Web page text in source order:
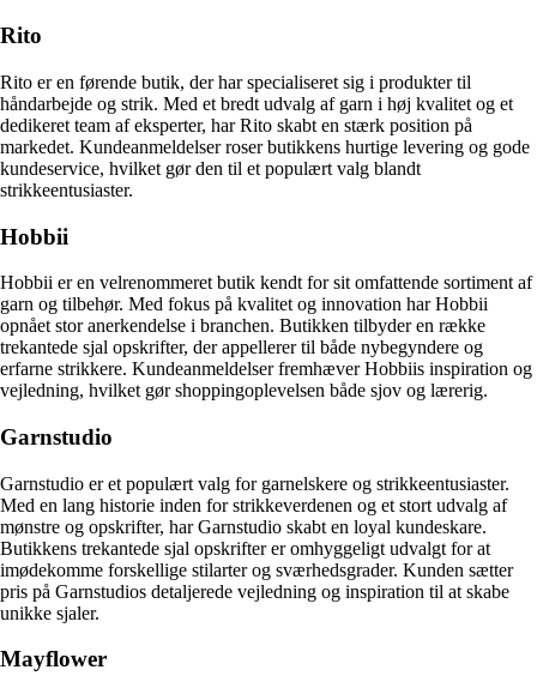
Rito
Rito er en førende butik, der har specialiseret sig i produkter til
håndarbejde og strik. Med et bredt udvalg af garn i høj kvalitet og et
dedikeret team af eksperter, har Rito skabt en stærk position på
markedet. Kundeanmeldelser roser butikkens hurtige levering og gode
kundeservice, hvilket gør den til et populært valg blandt
strikkeentusiaster.
Hobbii
Hobbii er en velrenommeret butik kendt for sit omfattende sortiment af
garn og tilbehør. Med fokus på kvalitet og innovation har Hobbii
opnået stor anerkendelse i branchen. Butikken tilbyder en række
trekantede sjal opskrifter, der appellerer til både nybegyndere og
erfarne strikkere. Kundeanmeldelser fremhæver Hobbiis inspiration og
vejledning, hvilket gør shoppingoplevelsen både sjov og lærerig.
Garnstudio
Garnstudio er et populært valg for garnelskere og strikkeentusiaster.
Med en lang historie inden for strikkeverdenen og et stort udvalg af
mønstre og opskrifter, har Garnstudio skabt en loyal kundeskare.
Butikkens trekantede sjal opskrifter er omhyggeligt udvalgt for at
imødekomme forskellige stilarter og sværhedsgrader. Kunden sætter
pris på Garnstudios detaljerede vejledning og inspiration til at skabe
unikke sjaler.
Mayflower